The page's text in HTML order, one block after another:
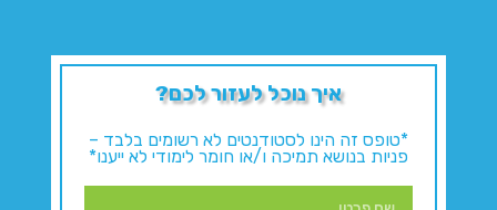
איך נוכל לעזור לכם?
*טופס זה הינו לסטודנטים לא רשומים בלבד –
פניות בנושא תמיכה ו/או חומר לימודי לא ייענו*